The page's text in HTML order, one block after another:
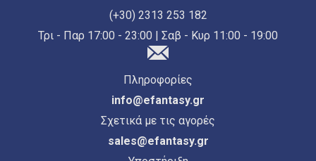
(+30) 2313 253 182
Τρι - Παρ 17:00 - 23:00 | Σαβ - Κυρ 11:00 - 19:00
Πληροφορίες
info@efantasy.gr
Σχετικά με τις αγορές
sales@efantasy.gr